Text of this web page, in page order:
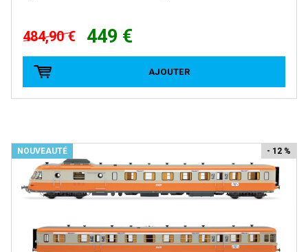
LIFE-LIKE-TRAINS
LILIPUT
LIMA
LIMA ITALIA
LMJ MODELES REDUITS
LOCO DIFFUSION
LOCOSTYL
LR Press
484,90 € 449 €
AJOUTER
NOUVEAUTÉ - 12 %